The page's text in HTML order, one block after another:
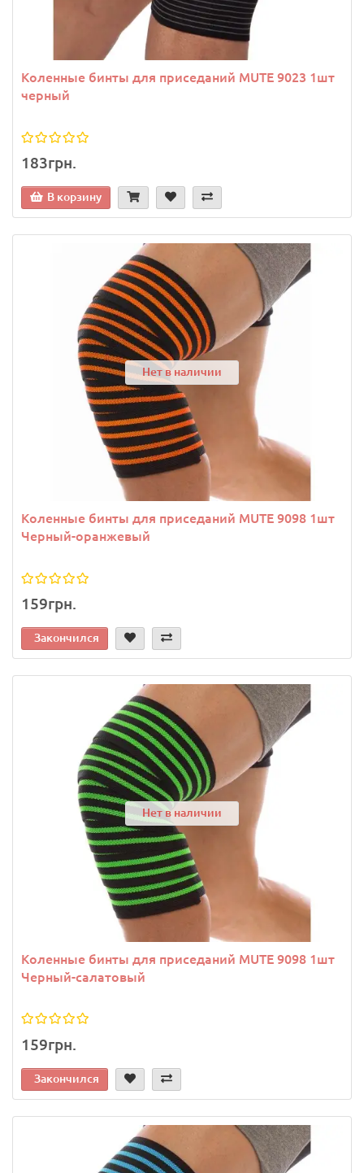
Коленные бинты для приседаний MUTE 9023 1шт
черный
183грн.
В корзину
Нет в наличии
Коленные бинты для приседаний MUTE 9098 1шт
Черный-оранжевый
159грн.
Закончился
Нет в наличии
Коленные бинты для приседаний MUTE 9098 1шт
Черный-салатовый
159грн.
Закончился